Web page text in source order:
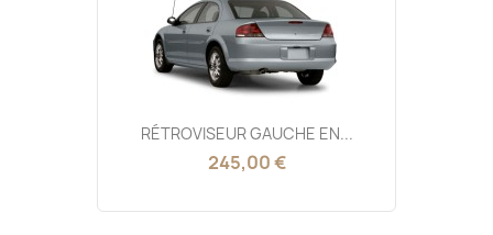
RÉTROVISEUR GAUCHE EN...
245,00 €